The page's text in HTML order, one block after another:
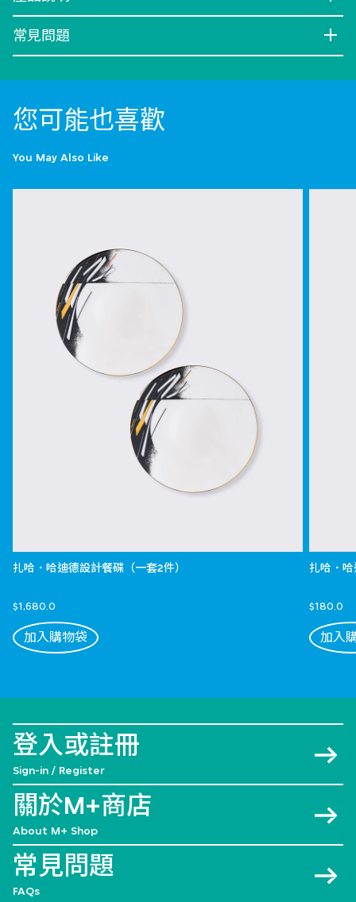
常見問題
您可能也喜歡
You May Also Like
扎哈．哈迪德設計餐碟（一套2件）
$1,680.0
加入購物袋
扎哈．
$180.0
加入
登入或註冊
Sign-in / Register
關於M+商店
About M+ Shop
常見問題
FAQs